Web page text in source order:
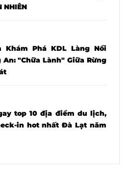
NHIÊN
Khám Phá KDL Làng Nổi
An: "Chữa Lành" Giữa Rừng
top 10 địa điểm du lịch,
in hot nhất Đà Lạt năm